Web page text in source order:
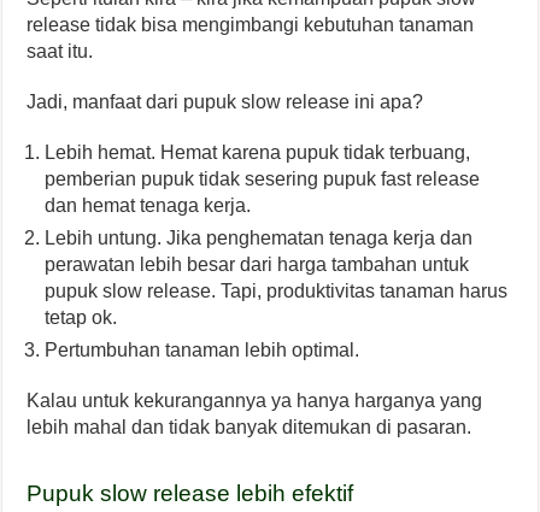
release tidak bisa mengimbangi kebutuhan tanaman
saat itu.
Jadi, manfaat dari pupuk slow release ini apa?
Lebih hemat. Hemat karena pupuk tidak terbuang,
pemberian pupuk tidak sesering pupuk fast release
dan hemat tenaga kerja.
Lebih untung. Jika penghematan tenaga kerja dan
perawatan lebih besar dari harga tambahan untuk
pupuk slow release. Tapi, produktivitas tanaman harus
tetap ok.
Pertumbuhan tanaman lebih optimal.
Kalau untuk kekurangannya ya hanya harganya yang
lebih mahal dan tidak banyak ditemukan di pasaran.
Pupuk slow release lebih efektif